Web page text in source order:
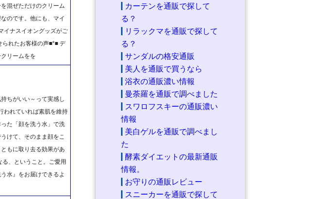
混ぜただけのクリーム
のです。他にも、マイ
イナスイオングッズがご
れたお客様の声■*■ デ
リームをを
ちがいい～って実感し
われていれば素肌を維持
た「顔を洗う水」で洗
けて、そのまま顔をこ
もに取り去る効果があ
、ということ。ご愛用
水』をお届けできるよ
カーテンを通販で探して
る？
リラックマを通販で探して
る？
サンダルの格安通販
美人を通販で買うなら
浴衣の通販濃い情報
曼荼羅を通販で調べました
スワロフスキーの通販濃い
情報
美白ゲルを通販で調べまし
た
酵素ダイエットの最新通販
情報。
お守りの通販レビュー
スニーカーを通販で探して